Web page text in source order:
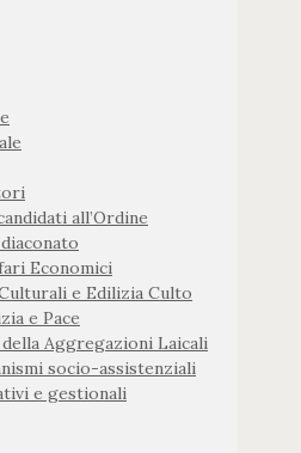
all’Ordine
Economici
e Edilizia Culto
e Pace
Aggregazioni Laicali
socio-assistenziali
e gestionali